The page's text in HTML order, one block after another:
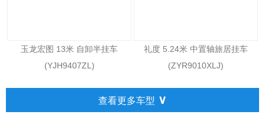
玉龙宏图 13米 自卸半挂车
(YJH9407ZL)
礼度 5.24米 中置轴旅居挂车
(ZYR9010XLJ)
查看更多车型 ∨